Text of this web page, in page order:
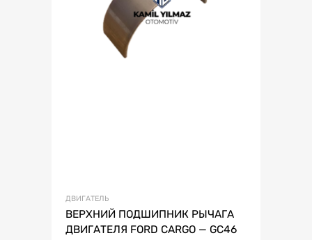
ДВИГАТЕЛЬ
ВЕРХНИЙ ПОДШИПНИК РЫЧАГА
ДВИГАТЕЛЯ FORD CARGO — GC46